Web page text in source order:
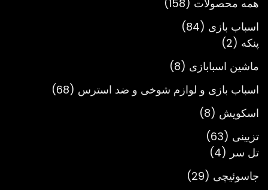
همه محصولات
158
اسباب بازی 84
84
پنکه 2
2
محصول
ماشین اسبابازی 8
8
اسباب بازی و لوازم شوخی و ضد استرس 68
68
اسکویش 8
8
تزیینی 63
63
محصول
تل سر 4
4
محصول
جاسوئیچی 29
29